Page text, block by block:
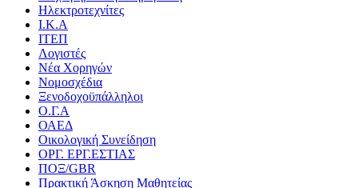
Ηλεκτροτεχνίτες
Ι.Κ.Α
ΙΤΕΠ
Λογιστές
Νέα Χορηγών
Νομοσχέδια
Ξενοδοχοϋπάλληλοι
Ο.Γ.Α
ΟΑΕΔ
Οικολογική Συνείδηση
ΟΡΓ. ΕΡΓ.ΕΣΤΙΑΣ
ΠΟΞ/GBR
Πρακτική Άσκηση Μαθητείας